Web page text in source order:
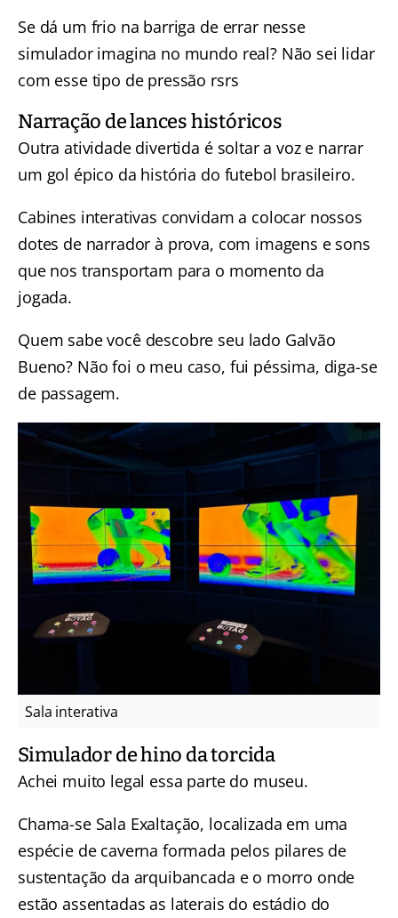
Se dá um frio na barriga de errar nesse
simulador imagina no mundo real? Não sei lidar
com esse tipo de pressão rsrs
Narração de lances históricos
Outra atividade divertida é soltar a voz e narrar
um gol épico da história do futebol brasileiro.
Cabines interativas convidam a colocar nossos
dotes de narrador à prova, com imagens e sons
que nos transportam para o momento da
jogada.
Quem sabe você descobre seu lado Galvão
Bueno? Não foi o meu caso, fui péssima, diga-se
de passagem.
Sala interativa
Simulador de hino da torcida
Achei muito legal essa parte do museu.
Chama-se Sala Exaltação, localizada em uma
espécie de caverna formada pelos pilares de
sustentação da arquibancada e o morro onde
estão assentadas as laterais do estádio do